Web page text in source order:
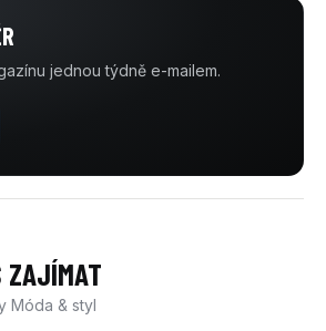
jednou týdně e-mailem.
ZAJÍMAT
Móda & styl